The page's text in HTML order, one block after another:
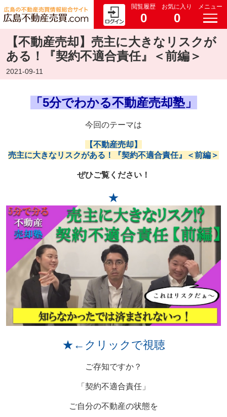
閲覧履歴
0
お気に入り
0
メニュー
【不動産売却】売主に大きなリスクが
ある！『契約不適合責任』＜前編＞
2021-09-11
「5分でわかる不動産売却塾」
今回のテーマは
【不動産売却】
売主に大きなリスクがある！『契約不適合責任』＜前編＞
ぜひご覧ください！
★
★←クリックで視聴
ご存知ですか？
「契約不適合責任」
ご自分の不動産の状態を